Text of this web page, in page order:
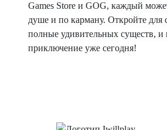
Games Store и GOG, каждый
душе и по карману. Откройте для
полные удивительных существ, и
приключение уже сегодня!